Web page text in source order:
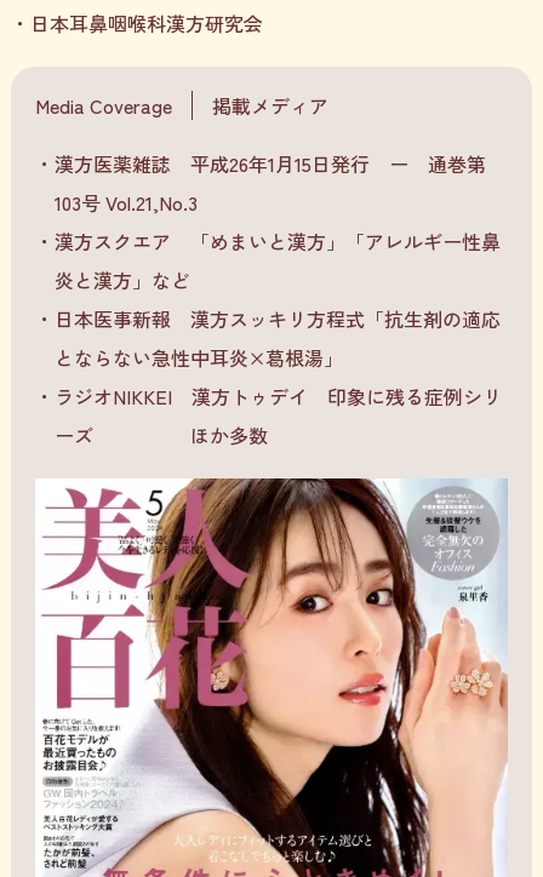
日本耳鼻咽喉科漢方研究会
Media Coverage
掲載メディア
漢方医薬雑誌 平成26年1月15日発行 ー 通巻第
103号 Vol.21,No.3
漢方スクエア 「めまいと漢方」「アレルギー性鼻
炎と漢方」など
日本医事新報 漢方スッキリ方程式「抗生剤の適応
とならない急性中耳炎×葛根湯」
ラジオNIKKEI 漢方トゥデイ 印象に残る症例シリ
ーズ ほか多数